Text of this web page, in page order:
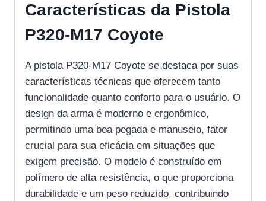
Características da Pistola
P320-M17 Coyote
A pistola P320-M17 Coyote se destaca por suas
características técnicas que oferecem tanto
funcionalidade quanto conforto para o usuário. O
design da arma é moderno e ergonômico,
permitindo uma boa pegada e manuseio, fator
crucial para sua eficácia em situações que
exigem precisão. O modelo é construído em
polímero de alta resistência, o que proporciona
durabilidade e um peso reduzido, contribuindo